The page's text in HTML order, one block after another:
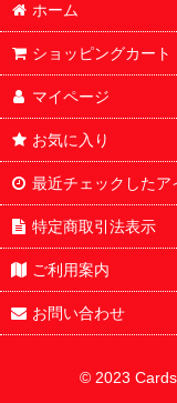
ホーム
ショッピングカート
マイページ
お気に入り
最近チェックしたア
特定商取引法表示
ご利用案内
お問い合わせ
© 2023